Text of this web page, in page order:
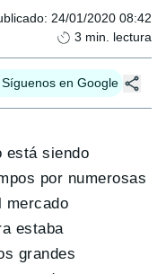
: 24/01/2020 08:42
3 min. lectura
Síguenos en Google
está siendo
por numerosas
mercado
estaba
grandes